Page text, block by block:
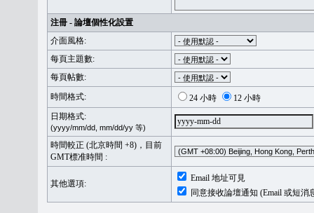
注冊 - 論壇個性化設置
介面風格:
每頁主題數:
每頁帖數:
時間格式:
24 小時
12 小時
日期格式:
(yyyy/mm/dd, mm/dd/yy 等)
時間較正 (北京時間 +8)，目前
GMT標准時間 :
其他選項:
Email 地址可見
同意接收論壇通知 (Email 或短消